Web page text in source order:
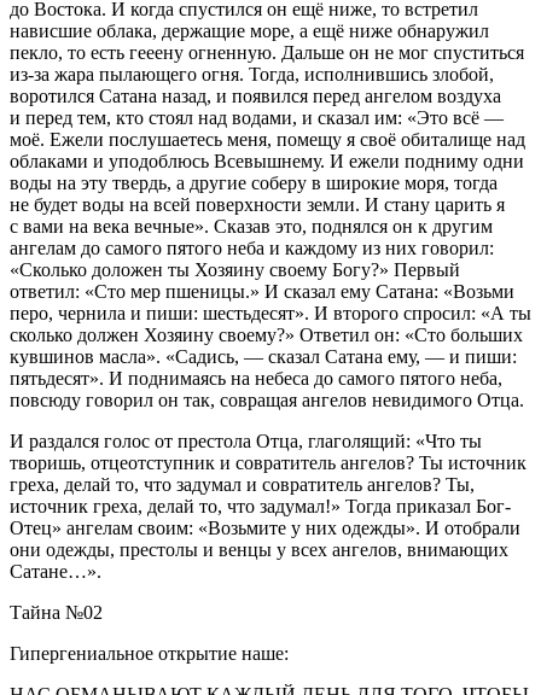
до Востока. И когда спустился он ещё ниже, то встретил
нависшие облака, держащие море, а ещё ниже обнаружил
пекло, то есть гееену огненную. Дальше он не мог спуститься
из-за жара пылающего огня. Тогда, исполнившись злобой,
воротился Сатана назад, и появился перед ангелом воздуха
и перед тем, кто стоял над водами, и сказал им: «Это всё —
моё. Ежели послушаетесь меня, помещу я своё обиталище над
облаками и уподоблюсь Всевышнему. И ежели подниму одни
воды на эту твердь, а другие соберу в широкие моря, тогда
не будет воды на всей поверхности земли. И стану царить я
с вами на века вечные». Сказав это, поднялся он к другим
ангелам до самого пятого неба и каждому из них говорил:
«Сколько доложен ты Хозяину своему Богу?» Первый
ответил: «Сто мер пшеницы.» И сказал ему Сатана: «Возьми
перо, чернила и пиши: шестьдесят». И второго спросил: «А ты
сколько должен Хозяину своему?» Ответил он: «Сто больших
кувшинов масла». «Садись, — сказал Сатана ему, — и пиши:
пятьдесят». И поднимаясь на небеса до самого пятого неба,
повсюду говорил он так, совращая ангелов невидимого Отца.
И раздался голос от престола Отца, глаголящий: «Что ты
творишь, отцеотступник и совратитель ангелов? Ты источник
греха, делай то, что задумал и совратитель ангелов? Ты,
источник греха, делай то, что задумал!» Тогда приказал Бог-
Отец» ангелам своим: «Возьмите у них одежды». И отобрали
они одежды, престолы и венцы у всех ангелов, внимающих
Сатане…».
Тайна №02
Гипергениальное открытие наше: